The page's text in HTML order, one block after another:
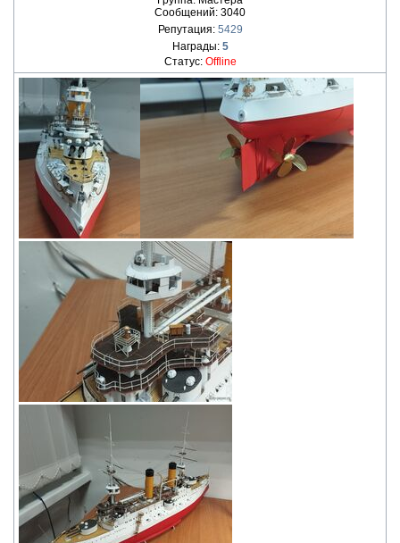
Сообщений: 3040
Репутация: 5429
Награды: 5
Статус: Offline